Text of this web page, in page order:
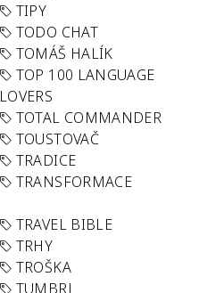
TIPY
TODO CHAT
TOMÁŠ HALÍK
TOP 100 LANGUAGE
LOVERS
TOTAL COMMANDER
TOUSTOVAČ
TRADICE
TRANSFORMACE
TRAVEL BIBLE
TRHY
TROŠKA
TUMBRL